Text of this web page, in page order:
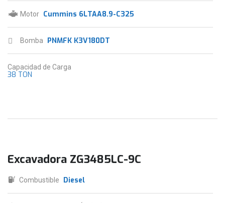
Motor Cummins 6LTAA8.9-C325
Bomba PNMFK K3V180DT
Capacidad de Carga
38 TON
Excavadora ZG3485LC-9C
Combustible Diesel